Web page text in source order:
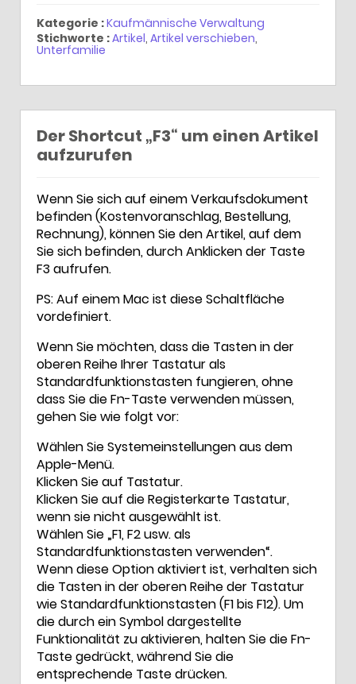
Kategorie :Kaufmännische Verwaltung
Stichworte :Artikel, Artikel verschieben,
Unterfamilie
Der Shortcut „F3“ um einen Artikel
aufzurufen
Wenn Sie sich auf einem Verkaufsdokument
befinden (Kostenvoranschlag, Bestellung,
Rechnung), können Sie den Artikel, auf dem
Sie sich befinden, durch Anklicken der Taste
F3 aufrufen.
PS: Auf einem Mac ist diese Schaltfläche
vordefiniert.
Wenn Sie möchten, dass die Tasten in der
oberen Reihe Ihrer Tastatur als
Standardfunktionstasten fungieren, ohne
dass Sie die Fn-Taste verwenden müssen,
gehen Sie wie folgt vor:
Wählen Sie Systemeinstellungen aus dem
Apple-Menü.
Klicken Sie auf Tastatur.
Klicken Sie auf die Registerkarte Tastatur,
wenn sie nicht ausgewählt ist.
Wählen Sie „F1, F2 usw. als
Standardfunktionstasten verwenden“.
Wenn diese Option aktiviert ist, verhalten sich
die Tasten in der oberen Reihe der Tastatur
wie Standardfunktionstasten (F1 bis F12). Um
die durch ein Symbol dargestellte
Funktionalität zu aktivieren, halten Sie die Fn-
Taste gedrückt, während Sie die
entsprechende Taste drücken.